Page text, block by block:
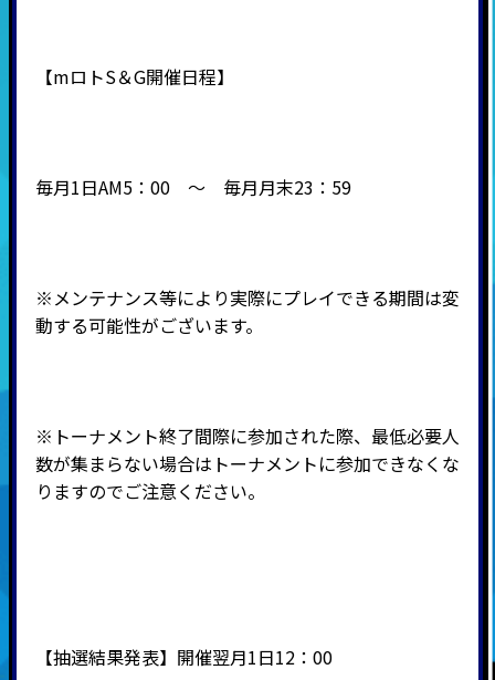
【mロトS＆G開催日程】
毎月1日AM5：00 ～ 毎月月末23：59
※メンテナンス等により実際にプレイできる期間は変
動する可能性がございます。
※トーナメント終了間際に参加された際、最低必要人
数が集まらない場合はトーナメントに参加できなくな
りますのでご注意ください。
【抽選結果発表】開催翌月1日12：00